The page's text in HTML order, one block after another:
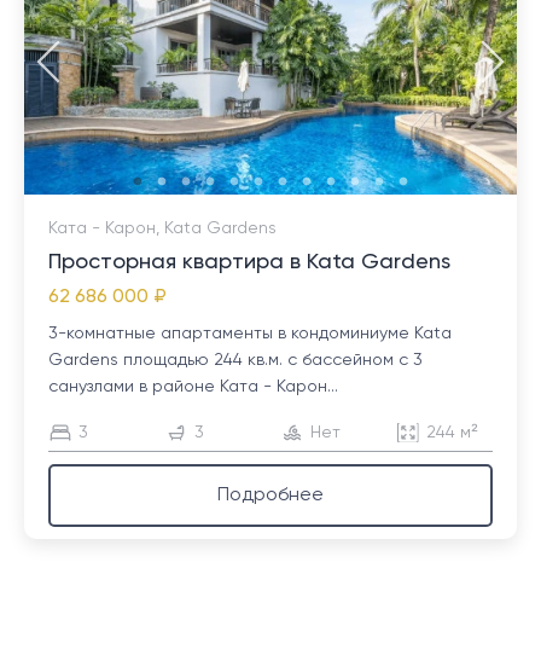
Ката - Карон, Kata Gardens
Просторная квартира в Kata Gardens
62 686 000 ₽
3-комнатные апартаменты в кондоминиуме Kata
Gardens площадью 244 кв.м. с бассейном с 3
санузлами в районе Ката - Карон...
3 3 Нет 244 м²
Подробнее